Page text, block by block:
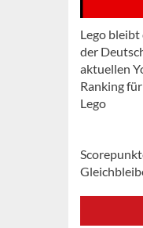
Lego
der
aktuellen
Ranking
Lego